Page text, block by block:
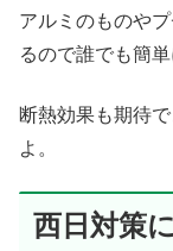
アルミのものや
るので誰でも簡
断熱効果も期待
よ。
西日対策